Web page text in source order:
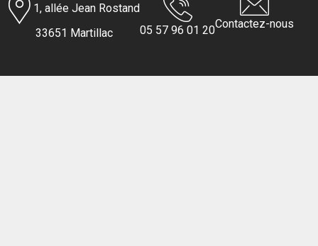
1, allée Jean Rostand
33651 Martillac
05 57 96 01 20Contactez-nous